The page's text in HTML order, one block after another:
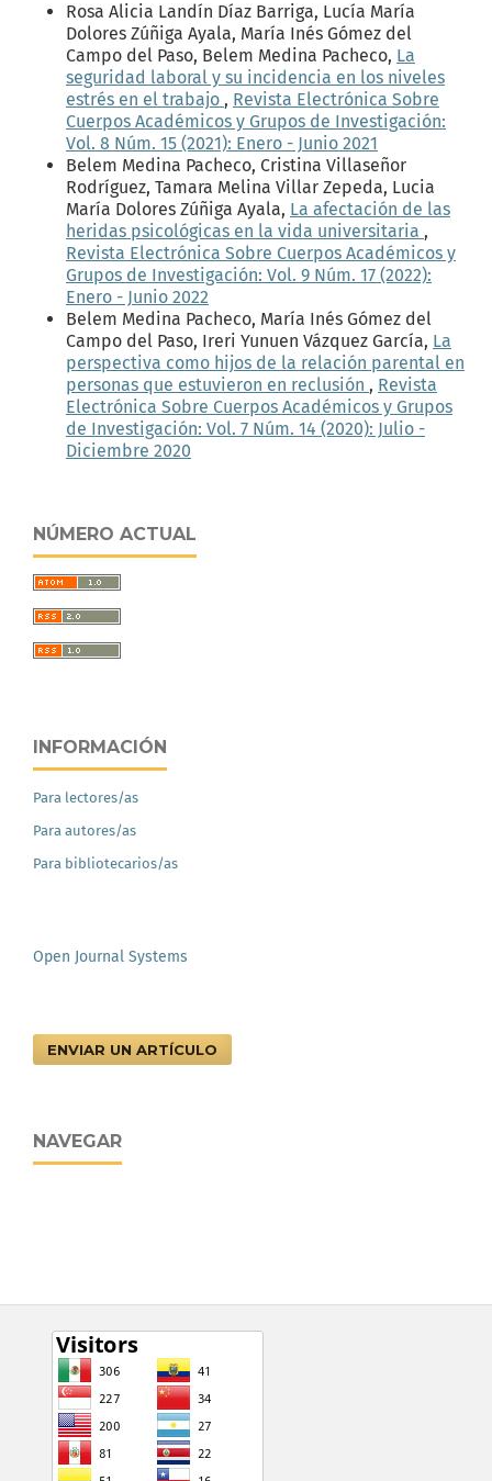
Rosa Alicia Landín Díaz Barriga, Lucía María
Dolores Zúñiga Ayala, María Inés Gómez del
Campo del Paso, Belem Medina Pacheco, La
seguridad laboral y su incidencia en los niveles
estrés en el trabajo , Revista Electrónica Sobre
Cuerpos Académicos y Grupos de Investigación:
Vol. 8 Núm. 15 (2021): Enero - Junio 2021
Belem Medina Pacheco, Cristina Villaseñor
Rodríguez, Tamara Melina Villar Zepeda, Lucia
María Dolores Zúñiga Ayala, La afectación de las
heridas psicológicas en la vida universitaria ,
Revista Electrónica Sobre Cuerpos Académicos y
Grupos de Investigación: Vol. 9 Núm. 17 (2022):
Enero - Junio 2022
Belem Medina Pacheco, María Inés Gómez del
Campo del Paso, Ireri Yunuen Vázquez García, La
perspectiva como hijos de la relación parental en
personas que estuvieron en reclusión , Revista
Electrónica Sobre Cuerpos Académicos y Grupos
de Investigación: Vol. 7 Núm. 14 (2020): Julio -
Diciembre 2020
NÚMERO ACTUAL
INFORMACIÓN
Para lectores/as
Para autores/as
Para bibliotecarios/as
Open Journal Systems
ENVIAR UN ARTÍCULO
NAVEGAR